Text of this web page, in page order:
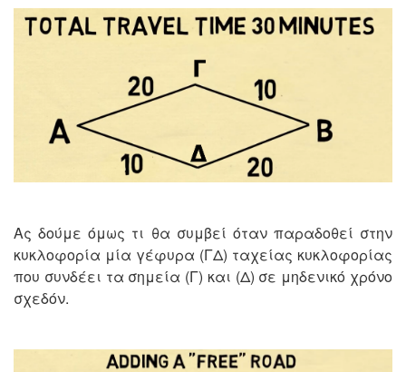
Ας δούμε όμως τι θα συμβεί όταν παραδοθεί στην
κυκλοφορία μία γέφυρα (ΓΔ) ταχείας κυκλοφορίας
που συνδέει τα σημεία (Γ) και (Δ) σε μηδενικό χρόνο
σχεδόν.